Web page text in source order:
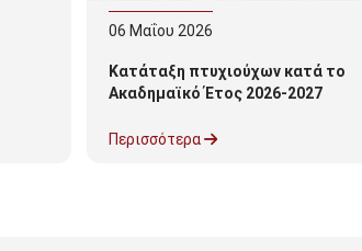
06 Μαΐου 2026
Κατάταξη πτυχιούχων κατά το
Ακαδημαϊκό Έτος 2026-2027
Περισσότερα